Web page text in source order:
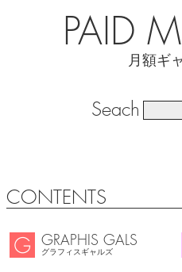
PAID
月額ギ
Seach
CONTENTS
GRAPHIS GALS
グラフィスギャルズ